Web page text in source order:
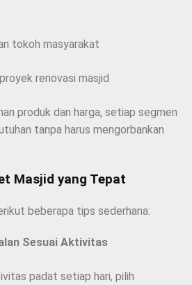
tokoh masyarakat
renovasi masjid
produk dan harga, setiap segmen
tanpa harus mengorbankan
Masjid yang Tepat
beberapa tips sederhana:
Sesuai Aktivitas
padat setiap hari, pilih